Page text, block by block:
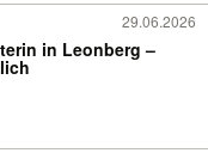
29.06.2026
in Leonberg –